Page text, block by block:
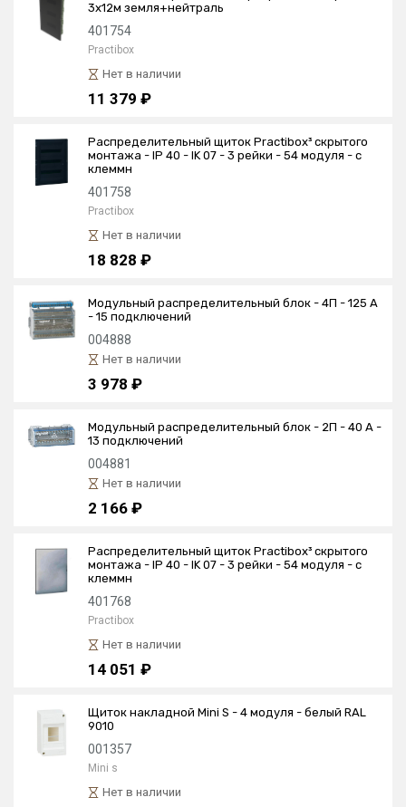
3х12м земля+нейтраль
401754
Practibox
Нет в наличии
11 379 ₽
Распределительный щиток Practibox³ скрытого
монтажа - IP 40 - IK 07 - 3 рейки - 54 модуля - с
клеммн
401758
Practibox
Нет в наличии
18 828 ₽
Модульный распределительный блок - 4П - 125 A
- 15 подключений
004888
Нет в наличии
3 978 ₽
Модульный распределительный блок - 2П - 40 A -
13 подключений
004881
Нет в наличии
2 166 ₽
Распределительный щиток Practibox³ скрытого
монтажа - IP 40 - IK 07 - 3 рейки - 54 модуля - с
клеммн
401768
Practibox
Нет в наличии
14 051 ₽
Щиток накладной Mini S - 4 модуля - белый RAL
9010
001357
Mini s
Нет в наличии